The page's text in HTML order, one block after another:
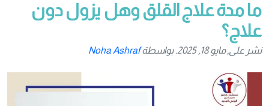
ما مدة علاج القلق وهل يزول دون
علاج؟
نشر على, مايو 18, 2025. بواسطة Noha Ashraf